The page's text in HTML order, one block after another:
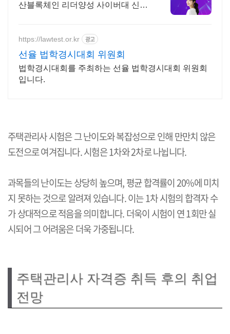
산블록체인 리더양성 사이버대 신입
https://lawtest.or.kr 광고
선율 법학경시대회 위원회
법학경시대회를 주최하는 선율 법학경시대회 위원회
입니다.
주택관리사 시험은 그 난이도와 복잡성으로 인해 만만치 않은
도전으로 여겨집니다. 시험은 1차와 2차로 나뉩니다.
과목들의 난이도는 상당히 높으며, 평균 합격률이 20%에 미치
지 못하는 것으로 알려져 있습니다. 이는 1차 시험의 합격자 수
가 상대적으로 적음을 의미합니다. 더욱이 시험이 연 1회만 실
시되어 그 어려움은 더욱 가중됩니다.
주택관리사 자격증 취득 후의 취업
전망